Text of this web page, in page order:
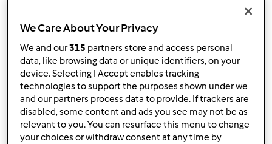
pontos. Ao atingir um certo numero de pontos, atingirá
automaticamente o próximo nivel de pontos.
Como pode colecionar pontos de
actividade
Ao realizar uma das ações descritas abaixo, pode
colecionar pontos. Estes pontos serão adicionados à sua
We Care About Your Privacy
We and our315 partners store and access personal
data, like browsing data or unique identifiers, on your
device. Selecting I Accept enables tracking
technologies to support the purposes shown under we
and our partners process data to provide. If trackers are
disabled, some content and ads you see may not be as
relevant to you. You can resurface this menu to change
your choices or withdraw consent at any time by